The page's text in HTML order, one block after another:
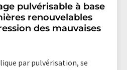
pulvérisable à base
renouvelables
des mauvaises
par pulvérisation, se